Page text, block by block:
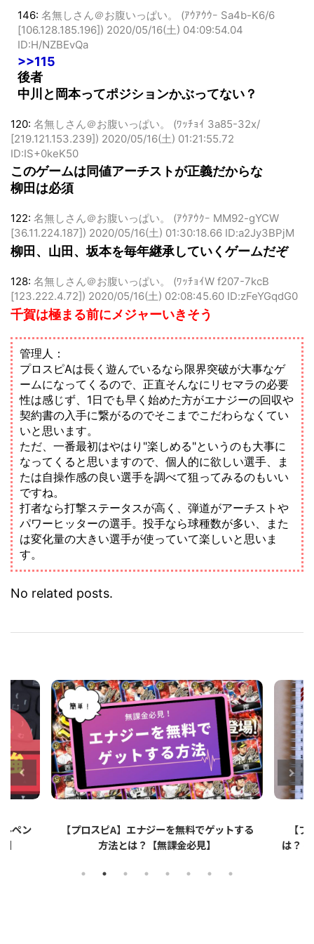
146: 名無しさん＠お腹いっぱい。 (ｱｳｱｳｳｰ Sa4b-K6/6
[106.128.185.196]) 2020/05/16(土) 04:09:54.04
ID:H/NZBEvQa
>>115
後者
中川と岡本ってポジションかぶってない？
120: 名無しさん＠お腹いっぱい。 (ﾜｯﾁｮｲ 3a85-32x/
[219.121.153.239]) 2020/05/16(土) 01:21:55.72
ID:IS+0keK50
このゲームは同値アーチストが正義だからな
柳田は必須
122: 名無しさん＠お腹いっぱい。 (ｱｳｱｳｸｰ MM92-gYCW
[36.11.224.187]) 2020/05/16(土) 01:30:18.66 ID:a2Jy3BPjM
柳田、山田、坂本を毎年継承していくゲームだぞ
128: 名無しさん＠お腹いっぱい。 (ﾜｯﾁｮｲW f207-7kcB
[123.222.4.72]) 2020/05/16(土) 02:08:45.60 ID:zFeYGqdG0
千賀は極まる前にメジャーいきそう
管理人：
プロスピAは長く遊んでいるなら限界突破が大事なゲ
ームになってくるので、正直そんなにリセマラの必要
性は感じず、1日でも早く始めた方がエナジーの回収や
契約書の入手に繋がるのでそこまでこだわらなくてい
いと思います。
ただ、一番最初はやはり"楽しめる"というのも大事に
なってくると思いますので、個人的に欲しい選手、ま
たは自操作感の良い選手を調べて狙ってみるのもいい
ですね。
打者なら打撃ステータスが高く、弾道がアーチストや
パワーヒッターの選手。投手なら球種数が多い、また
は変化量の大きい選手が使っていて楽しいと思いま
す。
No related posts.
ペン
【プロスピA】エナジーを無料でゲットする
方法とは？【無課金必見】
【
は？